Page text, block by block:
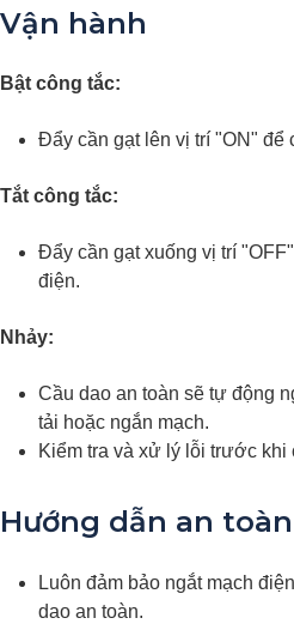
Vận hành
Bật công tắc:
Đẩy cần gạt lên vị trí "ON" để
Tắt công tắc:
Đẩy cần gạt xuống vị trí
điện.
Nhảy:
Cầu dao an toàn sẽ tự động
tải hoặc ngắn mạch.
Kiểm tra và xử lý lỗi trước khi
Hướng dẫn an toàn
Luôn đảm bảo ngắt mạch
dao an toàn.